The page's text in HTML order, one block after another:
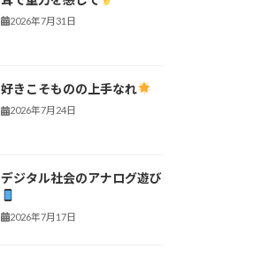
2026年7月31日
好きこそものの上手なれ
2026年7月24日
デジタル社会のアナログ遊び
2026年7月17日